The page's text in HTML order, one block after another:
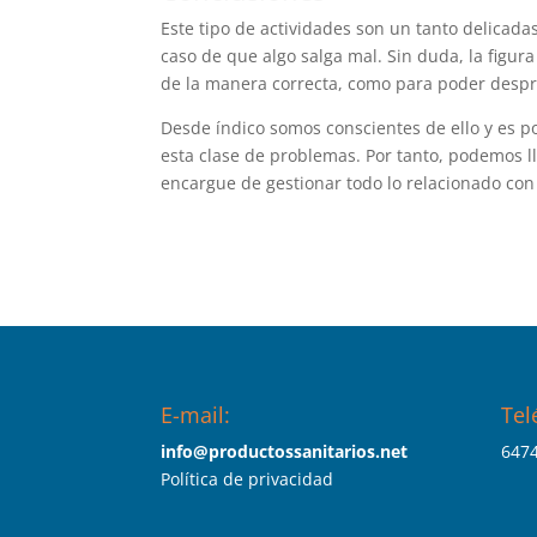
Este tipo de actividades son un tanto
caso de que algo salga mal. Sin duda, la
de la manera correcta, como para poder
Desde índico somos conscientes de ello y es
esta clase de problemas. Por tanto,
encargue de gestionar todo lo relacionado
E-mail:
info@productossanitarios.net
Política de privacidad